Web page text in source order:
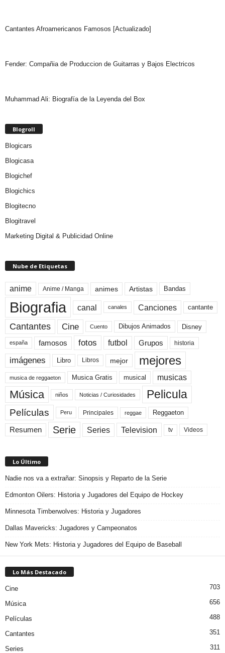
Cantantes Afroamericanos Famosos [Actualizado]
Fender: Compañia de Produccion de Guitarras y Bajos Electricos
Muhammad Ali: Biografía de la Leyenda del Box
Blogroll
Blogicars
Blogicasa
Blogichef
Blogichics
Blogitecno
Blogitravel
Marketing Digital & Publicidad Online
Nube de Etiquetas
anime Anime / Manga animes Artistas Bandas
Biografia canal canales Canciones cantante
Cantantes Cine Cuento Dibujos Animados Disney
españa famosos fotos futbol Grupos historia
imágenes Libro Libros mejor mejores
musica de reggaeton Musica Gratis musical musicas
Música niños Noticias / Curiosidades Pelicula
Películas Peru Principales reggae Reggaeton
Resumen Serie Series Television tv Videos
Lo Último
Nadie nos va a extrañar: Sinopsis y Reparto de la Serie
Edmonton Oilers: Historia y Jugadores del Equipo de Hockey
Minnesota Timberwolves: Historia y Jugadores
Dallas Mavericks: Jugadores y Campeonatos
New York Mets: Historia y Jugadores del Equipo de Baseball
Lo Más Destacado
Cine 703
Música 656
Películas 488
Cantantes 351
Series 311